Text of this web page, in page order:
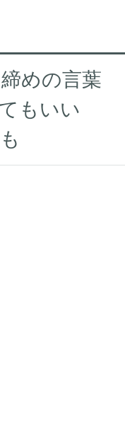
めの言葉
もいい